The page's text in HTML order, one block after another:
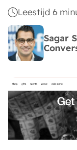
Leestijd 6
Sagar